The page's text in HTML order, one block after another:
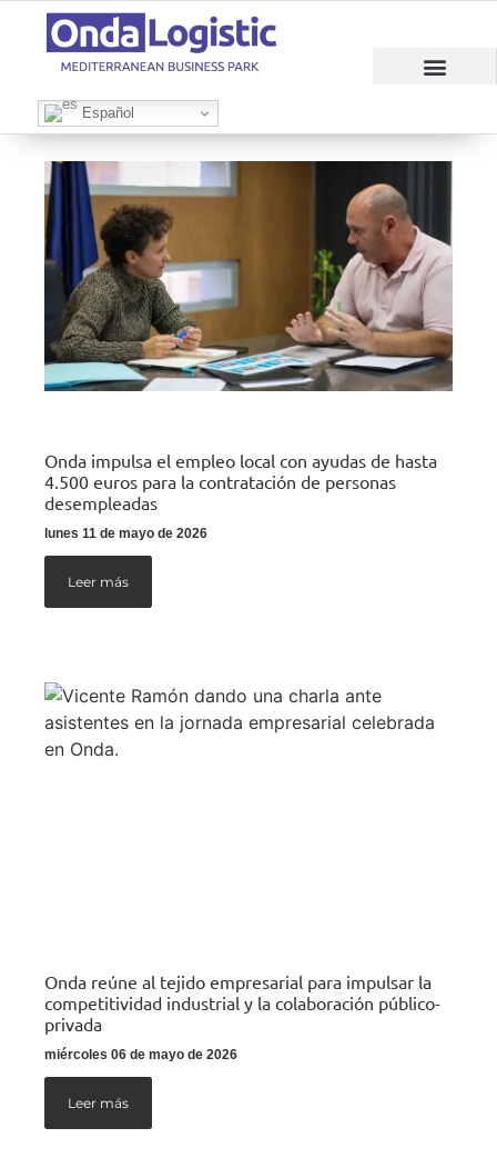
Español
Onda impulsa el empleo local con ayudas de hasta
4.500 euros para la contratación de personas
desempleadas
lunes 11 de mayo de 2026
Leer más
Onda reúne al tejido empresarial para impulsar la
competitividad industrial y la colaboración público-
privada
miércoles 06 de mayo de 2026
Leer más